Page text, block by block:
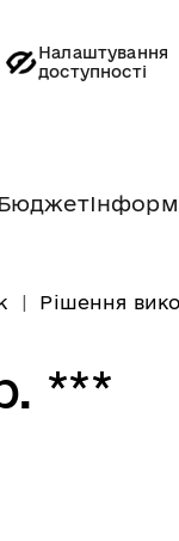
Налаштування
доступності
Бюджет
Рішення
***